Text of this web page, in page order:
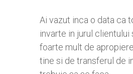
Ai vazut inca o data ca
invarte in jurul clientului
foarte mult de
tine si de transferul de